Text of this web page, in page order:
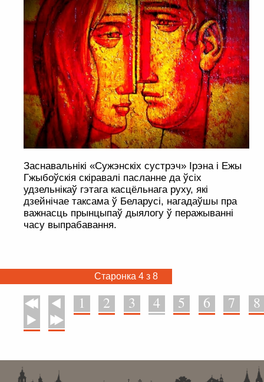
Заснавальнікі «Сужэнскіх сустрэч» Ірэна і Ежы
Гжыбоўскія скіравалі пасланне да ўсіх
удзельнікаў гэтага касцёльнага руху, які
дзейнічае таксама ў Беларусі, нагадаўшы пра
важнасць прынцыпаў дыялогу ў перажыванні
часу выпрабавання.
Старонка 4 з 8
1 2 3 4 5 6 7 8